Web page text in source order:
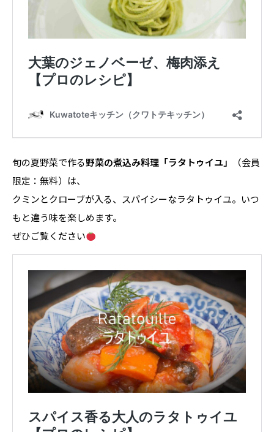
旬の夏野菜で作る野菜の煮込み料理「ラタトゥイユ」
（会員
限定：無料）は、
クミンとクローブが入る、スパイシーなラタトゥイユ。いつ
もと違う味を楽しめます。
ぜひご覧ください